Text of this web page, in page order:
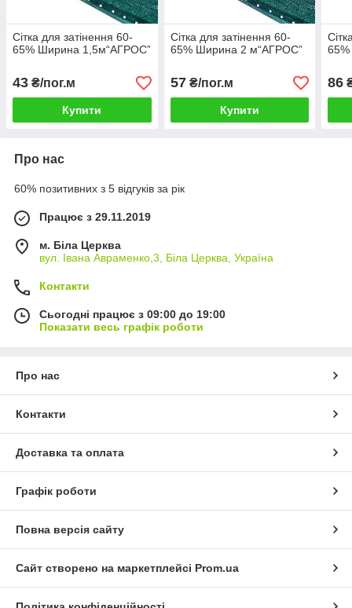
Сітка для затінення 60-
65% Ширина 1,5м“AГРОС”
43 ₴/пог.м
Купити
Сітка для затінення 60-
65% Ширина 2 м“AГРОС”
57₴/пог.м
Купити
86
Про нас
60% позитивних з 5 відгуків за рік
Працює з 29.11.2019
м. Біла Церква
вул. Івана Авраменко,3, Біла Церква, Україна
Контакти
Сьогодні працює з 09:00 до 19:00
Показати весь графік роботи
Про нас
Контакти
Доставка та оплата
Графік роботи
Повна версія сайту
Сайт створено на маркетплейсі Prom.ua